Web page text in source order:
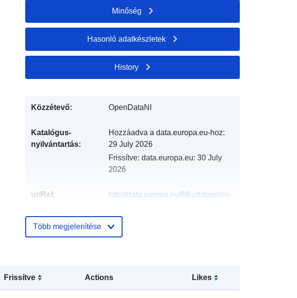
Frissítve Actions Likes
Minőség
Hasonló adatkészletek
History
Közzétevő: OpenDataNI
Katalógus-
nyilvántartás:
Hozzáadva a data.europa.eu-hoz:
29 July 2026
Frissítve: data.europa.eu: 30 July
2026
uriRef:
http://data.europa.eu/88u/dataset/ni-
sludge-treatment-and-disposal-
information-2019-2020
Több megjelenítése